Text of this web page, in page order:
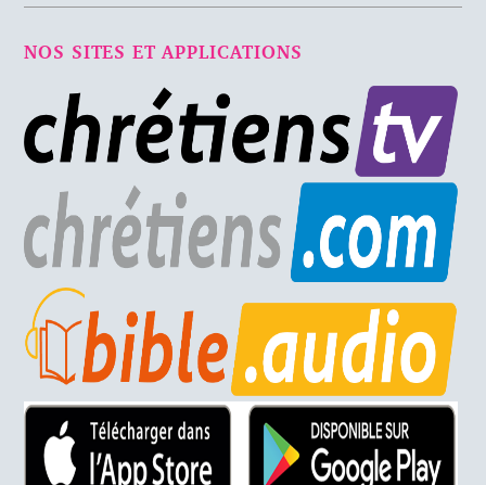
NOS SITES ET APPLICATIONS